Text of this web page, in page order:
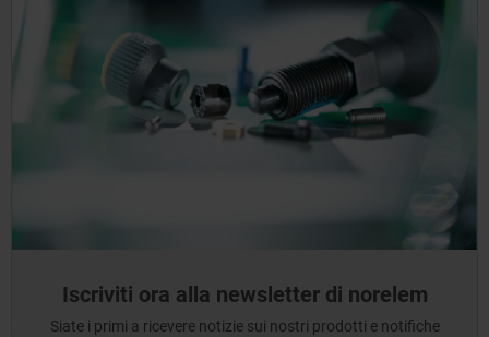
Iscriviti ora alla newsletter di norelem
Siate i primi a ricevere notizie sui nostri prodotti e notifiche